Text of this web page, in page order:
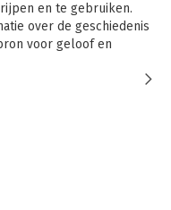
en te gebruiken.
over de geschiedenis
voor geloof en
voor het afscheid van